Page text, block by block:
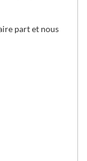
part et nous